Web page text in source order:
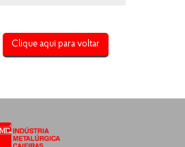
Clique aqui para voltar